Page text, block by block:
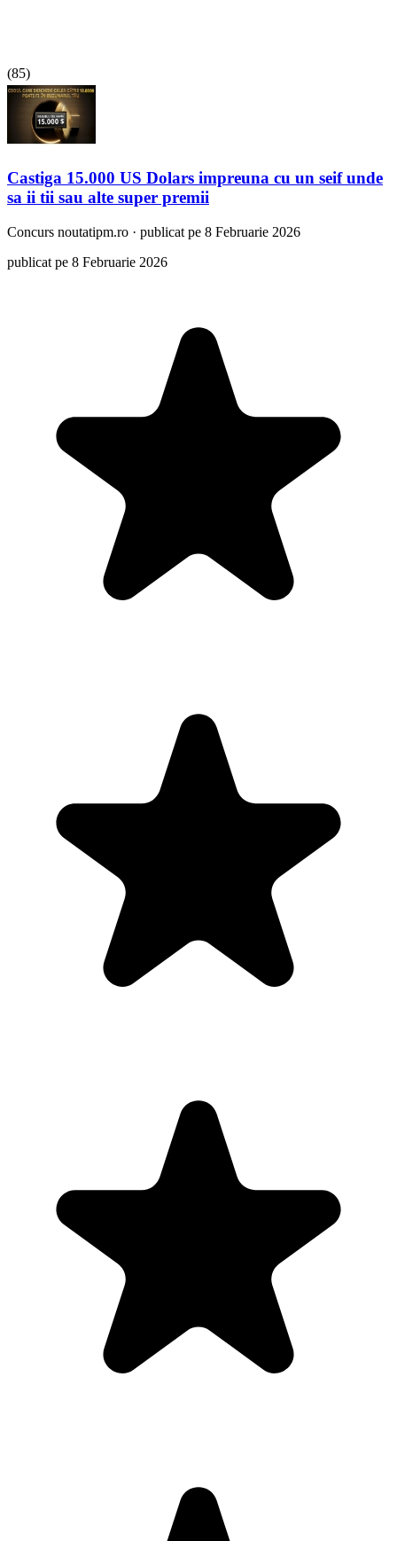
(85)
Castiga 15.000 US Dolars impreuna cu un seif unde
sa ii tii sau alte super premii
Concurs noutatipm.ro · publicat pe 8 Februarie 2026
publicat pe 8 Februarie 2026